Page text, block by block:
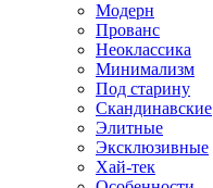
Модерн
Прованс
Неоклассика
Минимализм
Под старину
Скандинавские
Элитные
Эксклюзивные
Хай-тек